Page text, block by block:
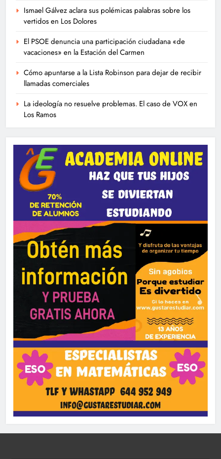
Ismael Gálvez aclara sus polémicas palabras sobre los
vertidos en Los Dolores
El PSOE denuncia una participación ciudadana «de
vacaciones» en la Estación del Carmen
Cómo apuntarse a la Lista Robinson para dejar de recibir
llamadas comerciales
La ideología no resuelve problemas. El caso de VOX en
Los Ramos